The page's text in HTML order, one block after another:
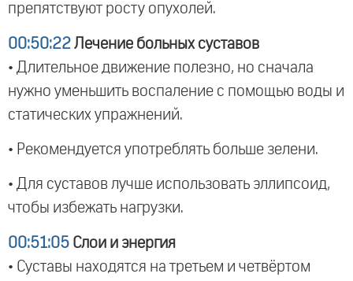
препятствуют росту опухолей.
00:50:22 Лечение больных суставов
• Длительное движение полезно, но сначала
нужно уменьшить воспаление с помощью воды и
статических упражнений.
• Рекомендуется употреблять больше зелени.
• Для суставов лучше использовать эллипсоид,
чтобы избежать нагрузки.
00:51:05 Слои и энергия
• Суставы находятся на третьем и четвёртом